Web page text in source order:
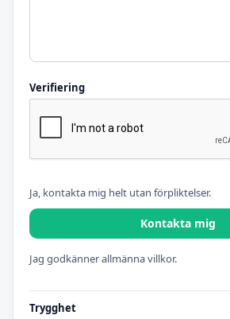
Verifiering
Ja, kontakta mig helt utan förpliktelser.
Kontakta mig
Jag godkänner allmänna villkor.
Trygghet